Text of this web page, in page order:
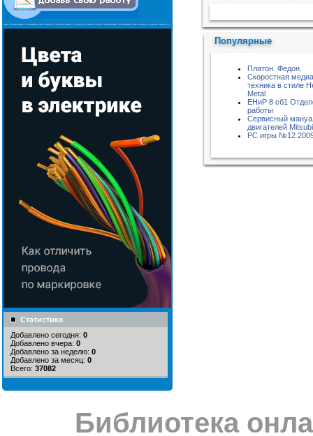
Статистика
Добавлено сегодня: 0
Добавлено вчера: 0
Добавлено за неделю: 0
Добавлено за месяц: 0
Всего: 37082
Популярные
Платон. Федон.
Скоростная
техника в стиле
Metal
ЕНиР 8 сб1
работы
Сервисный
двигателей
РС игры №12
Библиотека